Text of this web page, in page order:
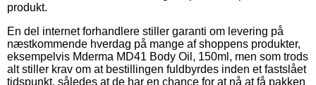
produkt.
En del internet forhandlere stiller garanti om levering på
næstkommende hverdag på mange af shoppens produkter,
eksempelvis Mderma MD41 Body Oil, 150ml, men som trods
alt stiller krav om at bestillingen fuldbyrdes inden et fastslået
tidspunkt, således at de har en chance for at nå at få pakken